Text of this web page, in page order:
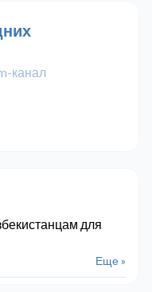
канал
для
Еще »